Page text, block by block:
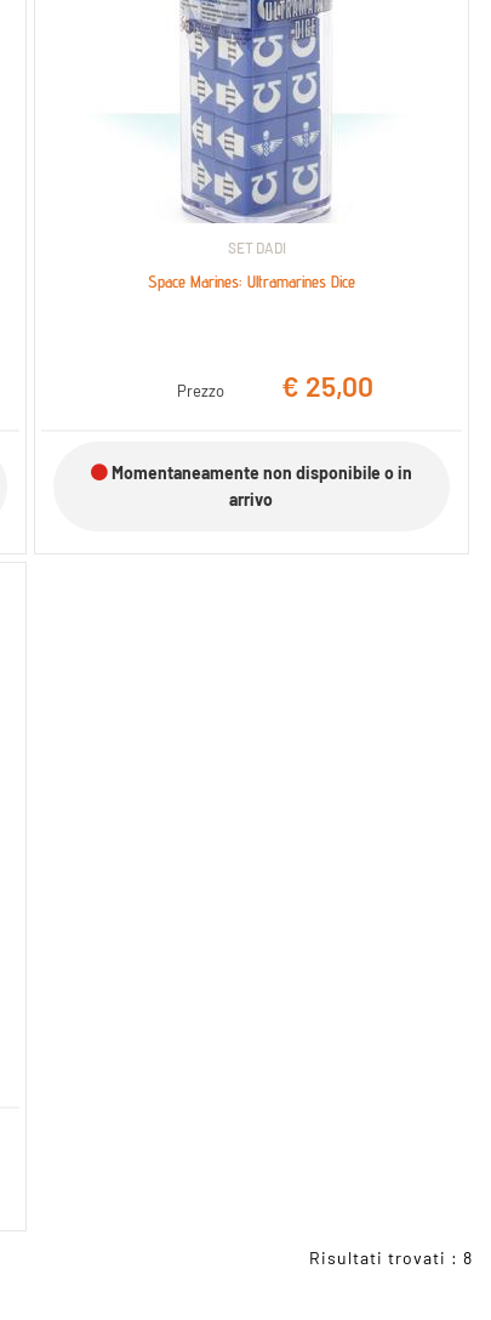
SET DADI
Space Marines: Ultramarines Dice
Prezzo € 25,00
Momentaneamente non disponibile o in
arrivo
Risultati trovati : 8